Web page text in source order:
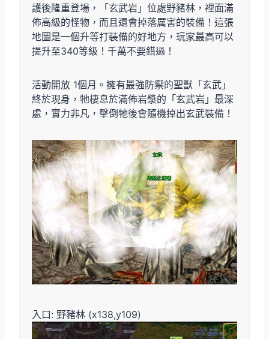
護後隆重登場，「玄武岩」位處野豬林，裡面滿
佈高級的怪物，而且還會掉落厲害的裝備！這張
地圖是一個升等打裝備的好地方，玩家最高可以
提升至340等級！千萬不要錯過！
活動開放 1個月。擁有最強防禦的聖獸「玄武」
終於現身，牠棲息於滿佈岩漿的「玄武岩」最深
處，實力非凡，撀倒牠後會隨機掉出玄武裝備！
入口: 野豬林 (x138,y109)